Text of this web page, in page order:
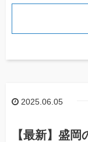
2025.06.05
【最新】盛